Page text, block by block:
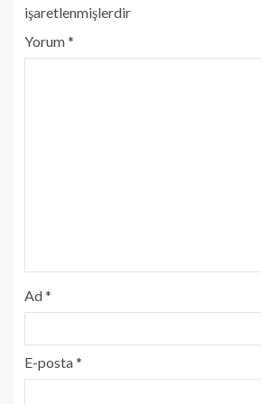
işaretlenmişlerdir
Yorum*
Ad*
E-posta*